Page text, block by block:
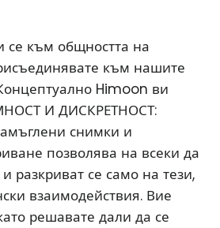
се към общността на
към нашите
Himoon ви
И ДИСКРЕТНОСТ:
снимки и
позволява на всеки да
разкриват се само на тези,
взаимодействия. Вие
решавате дали да се